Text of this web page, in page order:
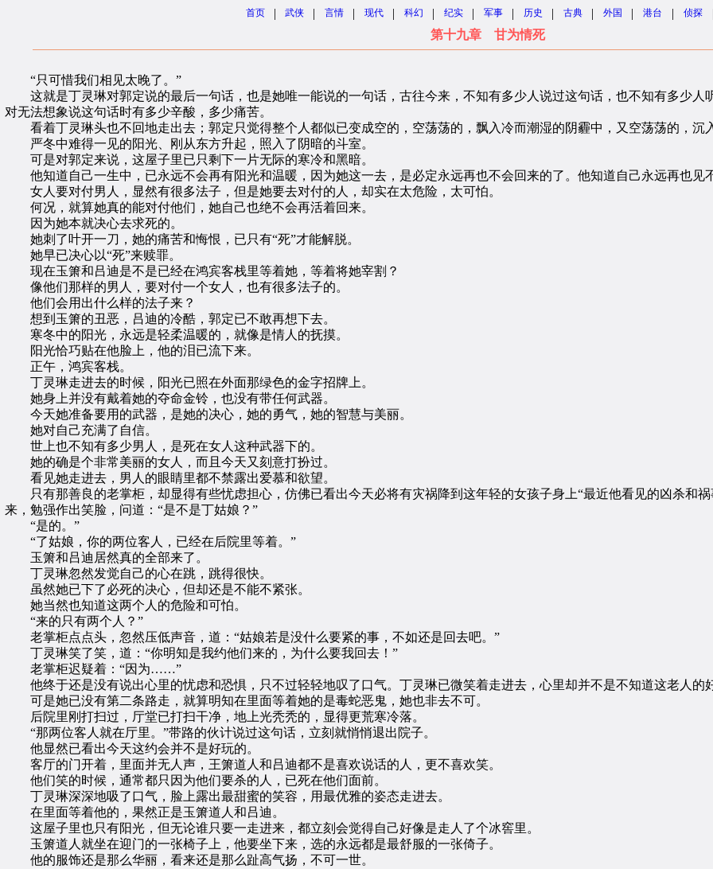
首页 | 武侠 | 言情 | 现代 | 科幻 | 纪实 | 军事 | 历史 | 古典 | 外国 | 港台 | 侦探
第十九章 甘为情死
“只可惜我们相见太晚了。”
这就是丁灵琳对郭定说的最后一句话，也是她唯一能说的一句话，古往今来，不知有多少人说过这句话，也不知有多少人
对无法想象说这句话时有多少辛酸，多少痛苦。
看着丁灵琳头也不回地走出去；郭定只觉得整个人都似已变成空的，空荡荡的，飘入冷而潮湿的阴霾中，又空荡荡的，沉
严冬中难得一见的阳光、刚从东方升起，照入了阴暗的斗室。
可是对郭定来说，这屋子里已只剩下一片无际的寒冷和黑暗。
他知道自己一生中，已永远不会再有阳光和温暖，因为她这一去，是必定永远再也不会回来的了。他知道自己永远再也见
女人要对付男人，显然有很多法子，但是她要去对付的人，却实在太危险，太可怕。
何况，就算她真的能对付他们，她自己也绝不会再活着回来。
因为她本就决心去求死的。
她刺了叶开一刀，她的痛苦和悔恨，已只有“死”才能解脱。
她早已决心以“死”来赎罪。
现在玉箫和吕迪是不是已经在鸿宾客栈里等着她，等着将她宰割？
像他们那样的男人，要对付一个女人，也有很多法子的。
他们会用出什么样的法子来？
想到玉箫的丑恶，吕迪的冷酷，郭定已不敢再想下去。
寒冬中的阳光，永远是轻柔温暖的，就像是情人的抚摸。
阳光恰巧贴在他脸上，他的泪已流下来。
正午，鸿宾客栈。
丁灵琳走进去的时候，阳光已照在外面那绿色的金字招牌上。
她身上并没有戴着她的夺命金铃，也没有带任何武器。
今天她准备要用的武器，是她的决心，她的勇气，她的智慧与美丽。
她对自己充满了自信。
世上也不知有多少男人，是死在女人这种武器下的。
她的确是个非常美丽的女人，而且今天又刻意打扮过。
看见她走进去，男人的眼睛里都不禁露出爱慕和欲望。
只有那善良的老掌柜，却显得有些忧虑担心，仿佛已看出今天必将有灾祸降到这年轻的女孩子身上“最近他看见的凶杀和
来，勉强作出笑脸，问道：“是不是丁姑娘？”
“是的。”
“了姑娘，你的两位客人，已经在后院里等着。”
玉箫和吕迪居然真的全部来了。
丁灵琳忽然发觉自己的心在跳，跳得很快。
虽然她已下了必死的决心，但却还是不能不紧张。
她当然也知道这两个人的危险和可怕。
“来的只有两个人？”
老掌柜点点头，忽然压低声音，道：“姑娘若是没什么要紧的事，不如还是回去吧。”
丁灵琳笑了笑，道：“你明知是我约他们来的，为什么要我回去！”
老掌柜迟疑着：“因为……”
他终于还是没有说出心里的忧虑和恐惧，只不过轻轻地叹了口气。丁灵琳已微笑着走进去，心里却并不是不知道这老人的
可是她已没有第二条路走，就算明知在里面等着她的是毒蛇恶鬼，她也非去不可。
后院里刚打扫过，厅堂已打扫干净，地上光秃秃的，显得更荒寒冷落。
“那两位客人就在厅里。”带路的伙计说过这句话，立刻就悄悄退出院子。
他显然已看出今天这约会并不是好玩的。
客厅的门开着，里面并无人声，王箫道人和吕迪都不是喜欢说话的人，更不喜欢笑。
他们笑的时候，通常都只因为他们要杀的人，已死在他们面前。
丁灵琳深深地吸了口气，脸上露出最甜蜜的笑容，用最优雅的姿态走进去。
在里面等着他的，果然正是玉箫道人和吕迪。
这屋子里也只有阳光，但无论谁只要一走进来，都立刻会觉得自己好像是走人了个冰窖里。
玉箫道人就坐在迎门的一张椅子上，他要坐下来，选的永远都是最舒服的一张倚子。
他的服饰还是那么华丽，看来还是那么趾高气扬，不可一世。